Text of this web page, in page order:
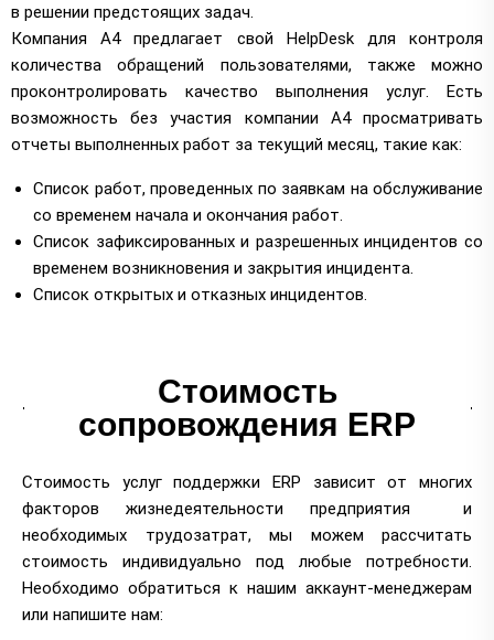
в решении предстоящих задач.
Компания А4 предлагает свой HelpDesk для контроля
количества обращений пользователями, также можно
проконтролировать качество выполнения услуг. Есть
возможность без участия компании А4 просматривать
отчеты выполненных работ за текущий месяц, такие как:
Список работ, проведенных по заявкам на обслуживание
со временем начала и окончания работ.
Список зафиксированных и разрешенных инцидентов со
временем возникновения и закрытия инцидента.
Список открытых и отказных инцидентов.
Стоимость
сопровождения ERP
Стоимость услуг поддержки ERP зависит от многих
факторов жизнедеятельности предприятия и
необходимых трудозатрат, мы можем рассчитать
стоимость индивидуально под любые потребности.
Необходимо обратиться к нашим аккаунт-менеджерам
или напишите нам: